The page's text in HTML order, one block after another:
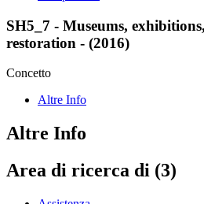
SH5_7 - Museums,
restoration - (2016)
Concetto
Altre Info
Altre Info
Area di ricerca di (3)